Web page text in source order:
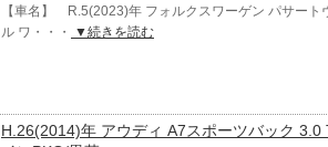
【車名】 R.5(2023)年 フォルクスワーゲン パサート
ル ワ・・・
▼続きを読む
H.26(2014)年 アウディ A7スポーツバック